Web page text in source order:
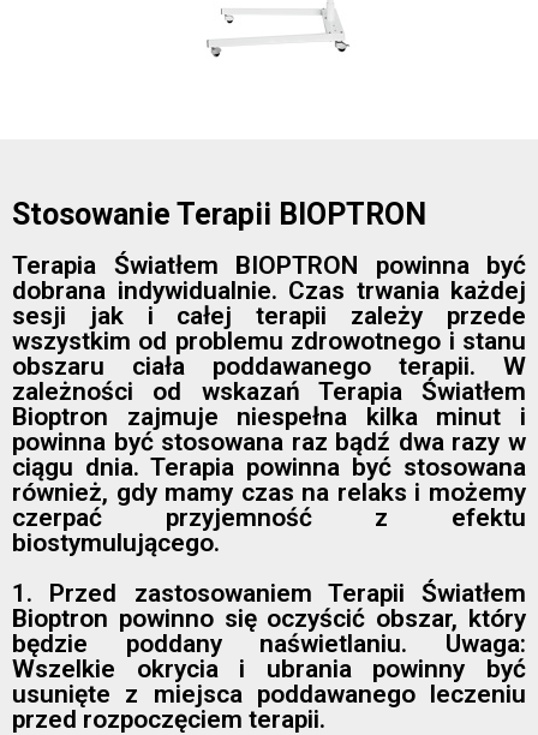
Stosowanie Terapii BIOPTRON
Terapia Światłem BIOPTRON powinna być
dobrana indywidualnie. Czas trwania każdej
sesji jak i całej terapii zależy przede
wszystkim od problemu zdrowotnego i stanu
obszaru ciała poddawanego terapii. W
zależności od wskazań Terapia Światłem
Bioptron zajmuje niespełna kilka minut i
powinna być stosowana raz bądź dwa razy w
ciągu dnia. Terapia powinna być stosowana
również, gdy mamy czas na relaks i możemy
czerpać przyjemność z efektu
biostymulującego.
1. Przed zastosowaniem Terapii Światłem
Bioptron powinno się oczyścić obszar, który
będzie poddany naświetlaniu. Uwaga:
Wszelkie okrycia i ubrania powinny być
usunięte z miejsca poddawanego leczeniu
przed rozpoczęciem terapii.